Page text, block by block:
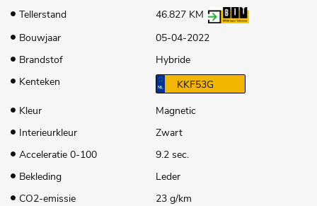
Tellerstand
46.827 KM
Bouwjaar
05-04-2022
Brandstof
Hybride
Kenteken
KKF53G
Kleur
Magnetic
Interieurkleur
Zwart
Acceleratie 0-100
9.2 sec.
Bekleding
Leder
CO2-emissie
23 g/km